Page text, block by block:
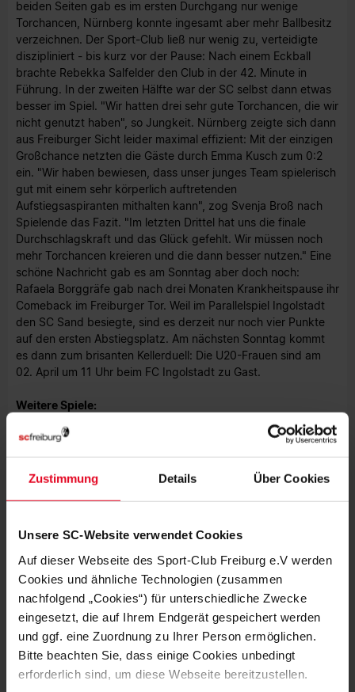
Zustimmung Details Über Cookies
Unsere SC-Website verwendet Cookies
Auf dieser Webseite des Sport-Club Freiburg e.V werden
Cookies und ähnliche Technologien (zusammen
nachfolgend „Cookies“) für unterschiedliche Zwecke
eingesetzt, die auf Ihrem Endgerät gespeichert werden
und ggf. eine Zuordnung zu Ihrer Person ermöglichen.
Bitte beachten Sie, dass einige Cookies unbedingt
erforderlich sind, um diese Webseite bereitzustellen.
beiden Seiten gab es im ersten Durchgang nur wenige
Torchancen, Nürnberg konnte ingesamt aber mehr Ballbesitz
verzeichnen. Der Sport-Club ließ nur wenig zu, verteidigte
diszipliniert - bis kurz vor der Pause: Nach einem Eckball
brachte Rebekka Salfelder den Club in der 42. Minute in
Führung. In der zweiten Hälfte war der SC selbst dann etwas
besser im Spiel. "Wir hatten drei sehr gute Torchancen, die wir
nicht genutzt haben", so Jungkeit. Nürnberg zeigte sich dann
aus Freiburger Sicht leider maximal effizient: Mit der einzigen
Großchance netzten die Gäste durch Emma Kusch zum 0:2
ein. "Wir haben bewiesen, dass unser junges Team spielerisch
gut mit einem sehr körperlich auftretenden
Aufstiegsaspiranten mithalten kann", zog Svenja Broß nach
Spielende das Fazit. "Im letzten Drittel hat uns die finale
Durchschlagskraft und das Glück gefehlt. Wir müssen noch
mehr Torchancen kreieren und die dann besser nutzen." Eine
schöne Nachricht gab es am Sonntag aber doch noch:
Rafaela Borggräfe gab nach drei Monaten Krankheitspause ihr
Comeback im Freiburger Tor. Weil im Parallelspiel Ingolstadt
den SC Sand besiegte, sind es derzeit nur noch vier Punkte
auf den ersten Abstiegsplatz. Am nächsten Sonntag kommt
es dann zum brisanten Kellerduell: Die U20-Frauen sind am
02. April um 11 Uhr beim FC Ingolstadt zu Gast.
Weitere Spiele:
U15 | 16. Spieltag | SC Freiburg - SV Eutingen | 0:1
Foto: Norbert Kreienkamp
MEHR NEWS
FRAUEN & MÄDCHEN 05.08.2026
VIER SCHWEIZERINNEN IN
ÖSTERREICH – EIN INTERVIEW